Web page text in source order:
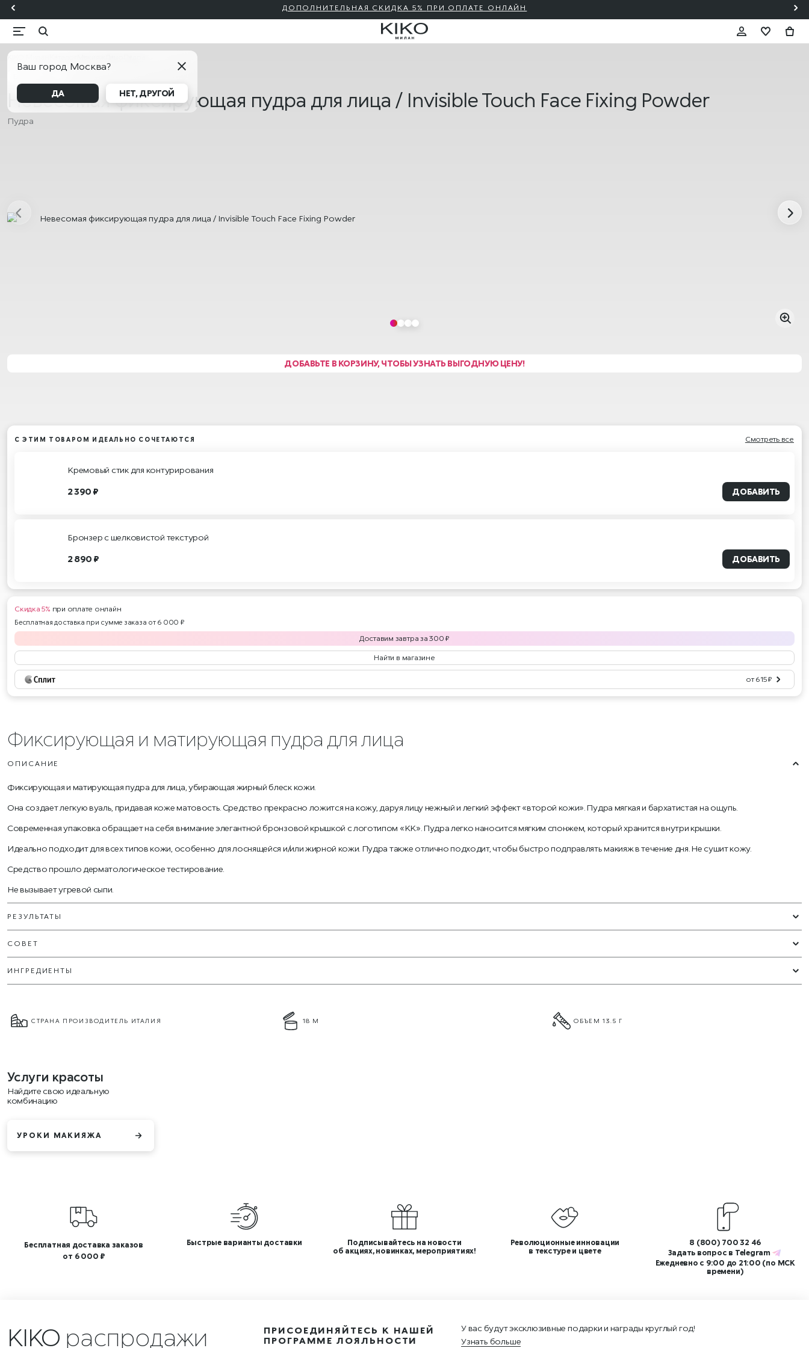
ДОПОЛНИТЕЛЬНАЯ СКИДКА 5% ПРИ ОПЛАТЕ ОНЛАЙН
Ваш город Москва?
ДА НЕТ, ДРУГОЙ
KIKO Милан
Невесомая фиксирующая пудра для лица / Invisible Touch Face Fixing Powder
Пудра
ДОБАВЬТЕ В КОРЗИНУ, ЧТОБЫ УЗНАТЬ ВЫГОДНУЮ ЦЕНУ!
С ЭТИМ ТОВАРОМ ИДЕАЛЬНО СОЧЕТАЮТСЯ Смотреть все
Кремовый стик для контурирования
2 390 ₽ ДОБАВИТЬ
Бронзер с шелковистой текстурой
2 890 ₽ ДОБАВИТЬ
Скидка 5% при оплате онлайн
Бесплатная доставка при сумме заказа от 6 000 ₽
Доставим завтра за300 ₽
Найти в магазине
от 615 ₽
Фиксирующая и матирующая пудра для лица
ОПИСАНИЕ
Фиксирующая и матирующая пудра для лица, убирающая жирный блеск кожи.
Она создает легкую вуаль, придавая коже матовость. Средство прекрасно ложится на кожу, даруя лицу нежный и легкий эффект «второй кожи». Пудра мягкая и бархатистая на ощупь.
Современная упаковка обращает на себя внимание элегантной бронзовой крышкой с логотипом «KK». Пудра легко наносится мягким спонжем, который хранится внутри крышки.
Идеально подходит для всех типов кожи, особенно для лоснящейся и/или жирной кожи. Пудра также отлично подходит, чтобы быстро подправлять макияж в течение дня. Не сушит кожу.
Средство прошло дерматологическое тестирование.
Не вызывает угревой сыпи.
РЕЗУЛЬТАТЫ
СОВЕТ
ИНГРЕДИЕНТЫ
СТРАНА ПРОИЗВОДИТЕЛЬ ИТАЛИЯ 18 М ОБЪЕМ 13.5 Г
Услуги красоты
Найдите свою идеальную
комбинацию
УРОКИ МАКИЯЖА
Бесплатная доставка заказов
от 6 000 ₽
Быстрые варианты доставки
Подписывайтесь на новости
об акциях, новинках, мероприятиях!
Революционные инновации
в текстуре и цвете
8 (800) 700 32 46
Задать вопрос в Telegram
Ежедневно с 9:00 до 21:00 (по МСК
времени)
KIKO распродажи и ак
ПРИСОЕДИНЯЙТЕСЬ К НАШЕЙ
ПРОГРАММЕ ЛОЯЛЬНОСТИ
У вас будут эксклюзивные подарки и награды круглый год!
Узнать больше